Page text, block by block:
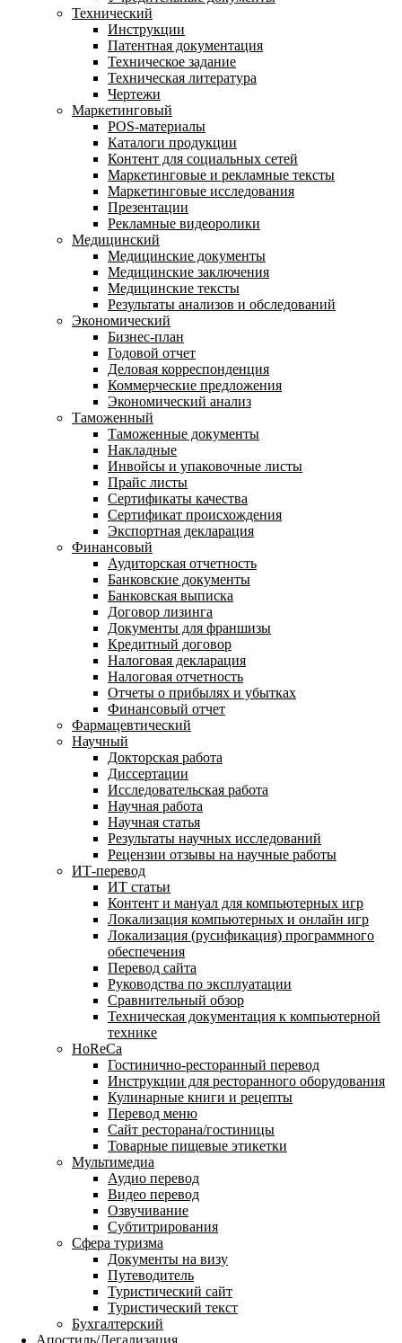
Технический
Инструкции
Патентная документация
Техническое задание
Техническая литература
Чертежи
Маркетинговый
POS-материалы
Каталоги продукции
Контент для социальных сетей
Маркетинговые и рекламные тексты
Маркетинговые исследования
Презентации
Рекламные видеоролики
Медицинский
Медицинские документы
Медицинские заключения
Медицинские тексты
Результаты анализов и обследований
Экономический
Бизнес-план
Годовой отчет
Деловая корреспонденция
Коммерческие предложения
Экономический анализ
Таможенный
Таможенные документы
Накладные
Инвойсы и упаковочные листы
Прайс листы
Сертификаты качества
Сертификат происхождения
Экспортная декларация
Финансовый
Аудиторская отчетность
Банковские документы
Банковская выписка
Договор лизинга
Документы для франшизы
Кредитный договор
Налоговая декларация
Налоговая отчетность
Отчеты о прибылях и убытках
Финансовый отчет
Фармацевтический
Научный
Докторская работа
Диссертации
Исследовательская работа
Научная работа
Научная статья
Результаты научных исследований
Рецензии отзывы на научные работы
ИТ-перевод
ИТ статьи
Контент и мануал для компьютерных игр
Локализация компьютерных и онлайн игр
Локализация (русификация) программного
обеспечения
Перевод сайта
Руководства по эксплуатации
Сравнительный обзор
Техническая документация к компьютерной
технике
HoReCa
Гостинично-ресторанный перевод
Инструкции для ресторанного оборудования
Кулинарные книги и рецепты
Перевод меню
Сайт ресторана/гостиницы
Товарные пищевые этикетки
Мультимедиа
Аудио перевод
Видео перевод
Озвучивание
Субтитрирования
Сфера туризма
Документы на визу
Путеводитель
Туристический сайт
Туристический текст
Бухгалтерский
Апостиль/Легализация